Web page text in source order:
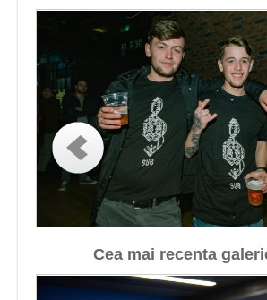
Cea mai recenta